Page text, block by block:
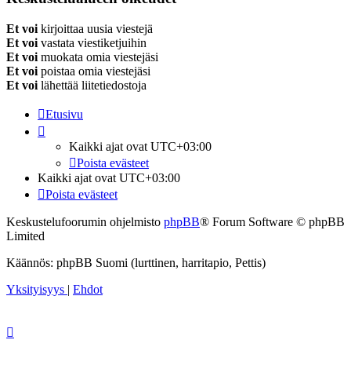
Et voi kirjoittaa uusia viestejä
Et voi vastata viestiketjuihin
Et voi muokata omia viestejäsi
Et voi poistaa omia viestejäsi
Et voi lähettää liitetiedostoja
Etusivu
Kaikki ajat ovat UTC+03:00
Poista evästeet
Kaikki ajat ovat UTC+03:00
Poista evästeet
Keskustelufoorumin ohjelmisto phpBB® Forum Software © phpBB
Limited
Käännös: phpBB Suomi (lurttinen, harritapio, Pettis)
Yksityisyys | Ehdot